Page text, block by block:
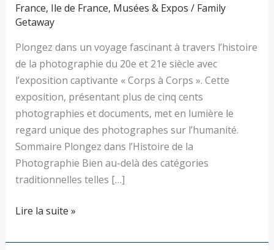
France, Ile de France, Musées & Expos / Family
Getaway
Plongez dans un voyage fascinant à travers l’histoire
de la photographie du 20e et 21e siècle avec
l’exposition captivante « Corps à Corps ». Cette
exposition, présentant plus de cinq cents
photographies et documents, met en lumière le
regard unique des photographes sur l’humanité.
Sommaire Plongez dans l’Histoire de la
Photographie Bien au-delà des catégories
traditionnelles telles […]
Lire la suite »